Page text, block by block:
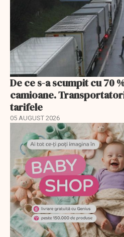
De ce s-a scumpit cu 70
camioane.
tarifele
05 AUGUST 2026